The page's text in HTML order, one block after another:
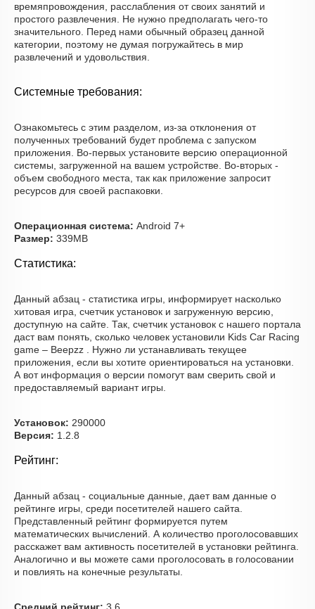
времяпровождения, расслабления от своих занятий и
простого развлечения. Не нужно предполагать чего-то
значительного. Перед нами обычный образец данной
категории, поэтому не думая погружайтесь в мир
развлечений и удовольствия.
Системные требования:
Ознакомьтесь с этим разделом, из-за отклонения от
полученных требований будет проблема с запуском
приложения. Во-первых установите версию операционной
системы, загруженной на вашем устройстве. Во-вторых -
объем свободного места, так как приложение запросит
ресурсов для своей распаковки.
Операционная система: Android 7+
Размер: 339MB
Статистика:
Данный абзац - статистика игры, информирует насколько
хитовая игра, счетчик установок и загруженную версию,
доступную на сайте. Так, счетчик установок с нашего портала
даст вам понять, сколько человек установили Kids Car Racing
game – Beepzz . Нужно ли устанавливать текущее
приложения, если вы хотите ориентироваться на установки.
А вот информация о версии помогут вам сверить свой и
предоставляемый вариант игры.
Установок: 290000
Версия: 1.2.8
Рейтинг:
Данный абзац - социальные данные, дает вам данные о
рейтинге игры, среди посетителей нашего сайта.
Представленный рейтинг формируется путем
математических вычислений. А количество проголосовавших
расскажет вам активность посетителей в установки рейтинга.
Аналогично и вы можете сами проголосовать в голосовании
и повлиять на конечные результаты.